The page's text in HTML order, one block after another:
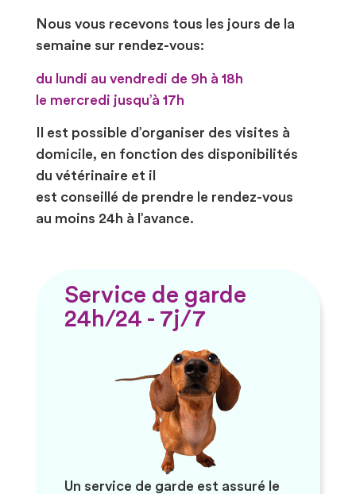
Nous vous recevons tous les jours de la
semaine sur rendez-vous:
du lundi au vendredi de 9h à 18h
le mercredi jusqu’à 17h
Il est possible d’organiser des visites à
domicile, en fonction des disponibilités
du vétérinaire et il
est conseillé de prendre le rendez-vous
au moins 24h à l’avance.
Service de garde
24h/24 - 7j/7
Un service de garde est assuré le